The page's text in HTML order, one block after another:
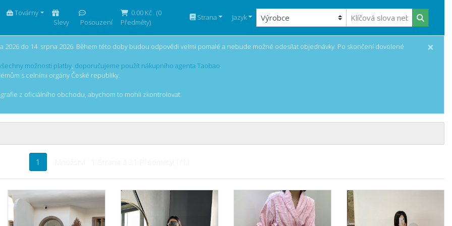
Továrny
Slevy
Posouzení
0.00 Kč (0
Předměty)
Strana Jazyk
do 14. srpna 2026. Během této doby budou odpovědi velmi pomalé a nebude možné odesílat objednávky. Po skončení dovolené
možnosti platby, doporučujeme použít nákupního agenta Taobao.
s celními orgány České republiky.
z oficiálního obchodu, abychom to mohli zkontrolovat.
×
1